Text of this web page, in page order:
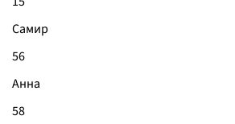
Самир
56
Анна
58